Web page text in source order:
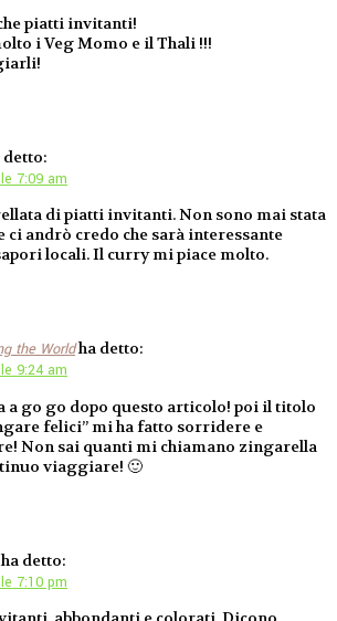
piatti invitanti!
i Veg Momo e il Thali !!!
detto:
7:09 am
di piatti invitanti. Non sono mai stata
ci andrò credo che sarà interessante
locali. Il curry mi piace molto.
the Worldha detto:
9:24 am
a go go dopo questo articolo! poi il titolo
felici” mi ha fatto sorridere e
Non sai quanti mi chiamano zingarella
viaggiare! 🙂
ha detto:
7:10 pm